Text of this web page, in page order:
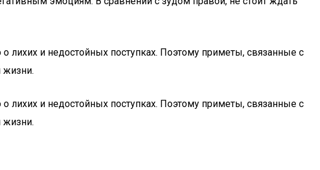
лихих и недостойных поступках. Поэтому приметы, связанные с
жизни.
лихих и недостойных поступках. Поэтому приметы, связанные с
жизни.